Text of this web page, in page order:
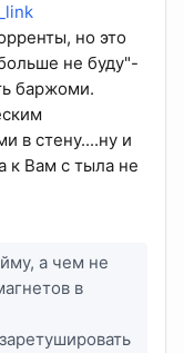
но это
не буду"-
баржоми.
в стену....ну и
к Вам с тыла не
а чем не
в